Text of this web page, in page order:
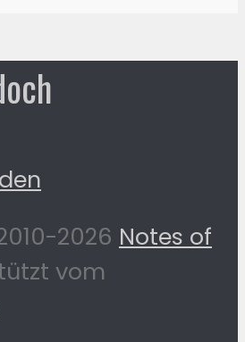
2026 Notes of
vom